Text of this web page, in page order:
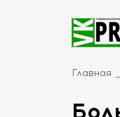
Главная